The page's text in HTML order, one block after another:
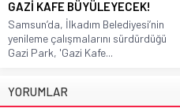
GAZİ KAFE BÜYÜLEYECEK!
Samsun’da, İlkadım Belediyesi’nin
yenileme çalışmalarını sürdürdüğü
Gazi Park, 'Gazi Kafe...
YORUMLAR